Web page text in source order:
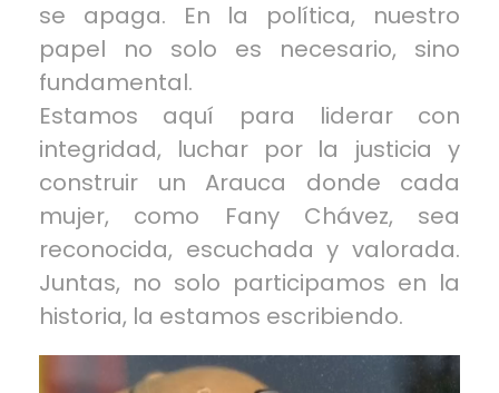
se apaga. En la política, nuestro
papel no solo es necesario, sino
fundamental.
Estamos aquí para liderar con
integridad, luchar por la justicia y
construir un Arauca donde cada
mujer, como Fany Chávez, sea
reconocida, escuchada y valorada.
Juntas, no solo participamos en la
historia, la estamos escribiendo.